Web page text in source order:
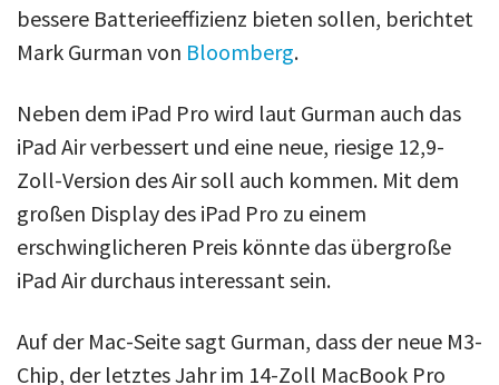
bessere Batterieeffizienz bieten sollen, berichtet
Mark Gurman von Bloomberg.
Neben dem iPad Pro wird laut Gurman auch das
iPad Air verbessert und eine neue, riesige 12,9-
Zoll-Version des Air soll auch kommen. Mit dem
großen Display des iPad Pro zu einem
erschwinglicheren Preis könnte das übergroße
iPad Air durchaus interessant sein.
Auf der Mac-Seite sagt Gurman, dass der neue M3-
Chip, der letztes Jahr im 14-Zoll MacBook Pro